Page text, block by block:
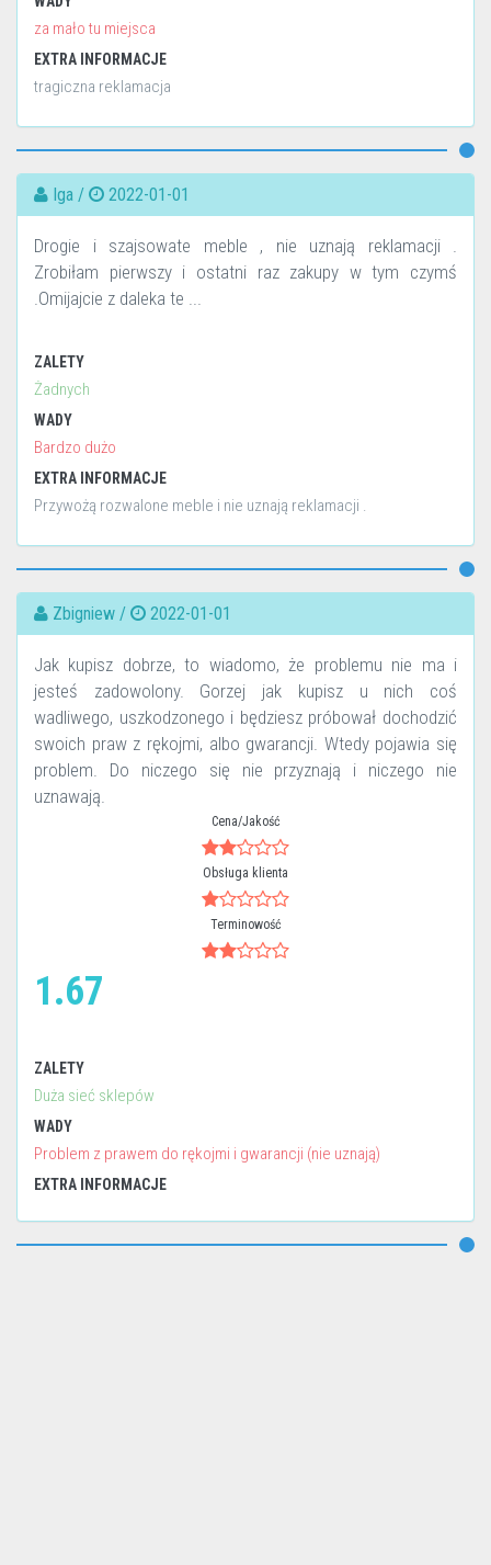
za mało tu miejsca
EXTRA INFORMACJE
tragiczna reklamacja
Iga / 2022-01-01
Drogie i szajsowate meble , nie uznają reklamacji .
Zrobiłam pierwszy i ostatni raz zakupy w tym czymś
.Omijajcie z daleka te ...
ZALETY
Żadnych
WADY
Bardzo dużo
EXTRA INFORMACJE
Przywożą rozwalone meble i nie uznają reklamacji .
Zbigniew / 2022-01-01
Jak kupisz dobrze, to wiadomo, że problemu nie ma i
jesteś zadowolony. Gorzej jak kupisz u nich coś
wadliwego, uszkodzonego i będziesz próbował dochodzić
swoich praw z rękojmi, albo gwarancji. Wtedy pojawia się
problem. Do niczego się nie przyznają i niczego nie
uznawają.
Cena/Jakość
Obsługa klienta
Terminowość
1.67
ZALETY
Duża sieć sklepów
WADY
Problem z prawem do rękojmi i gwarancji (nie uznają)
EXTRA INFORMACJE